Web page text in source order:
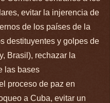
evitar la injerencia de
de los países de la
destituyentes y golpes de
Brasil), rechazar la
las bases
proceso de paz en
a Cuba, evitar un